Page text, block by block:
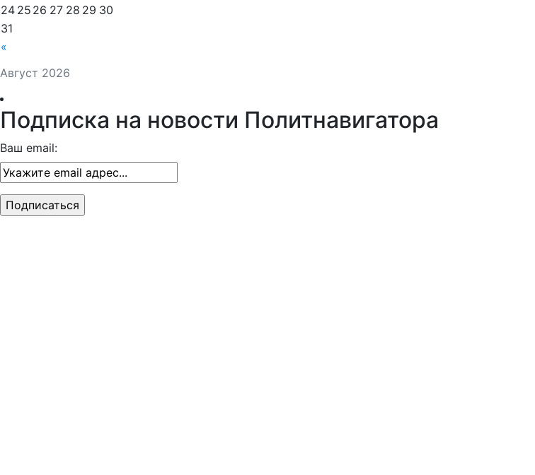
Август 2026
«
24 25 26 27 28 29 30
31
Подписка на новости Политнавигатора
Ваш email: